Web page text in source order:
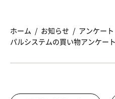
ホーム お知らせ
アンケー
パルシステムの買い物アンケー